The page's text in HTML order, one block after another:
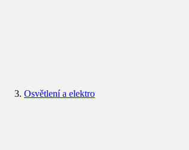
Osvětlení a elektro